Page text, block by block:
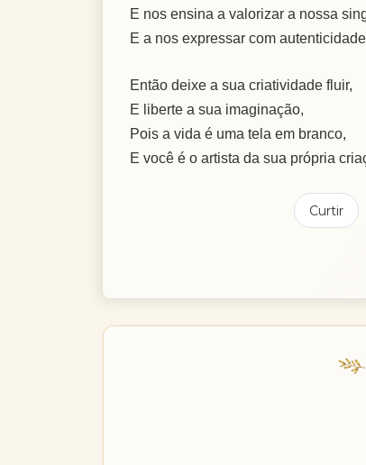
E nos ensina a valorizar a nossa
E a nos expressar com
Então deixe a sua criatividade fluir,
E liberte a sua imaginação,
Pois a vida é uma tela em branco,
E você é o artista da sua própria
Curtir